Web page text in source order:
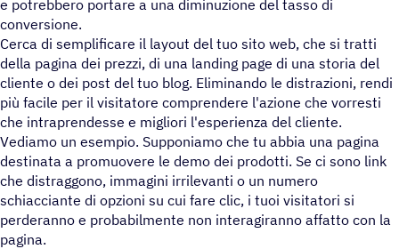
e potrebbero portare a una diminuzione del tasso di
conversione.
Cerca di semplificare il layout del tuo sito web, che si tratti
della pagina dei prezzi, di una landing page di una storia del
cliente o dei post del tuo blog. Eliminando le distrazioni, rendi
più facile per il visitatore comprendere l'azione che vorresti
che intraprendesse e migliori l'esperienza del cliente.
Vediamo un esempio. Supponiamo che tu abbia una pagina
destinata a promuovere le demo dei prodotti. Se ci sono link
che distraggono, immagini irrilevanti o un numero
schiacciante di opzioni su cui fare clic, i tuoi visitatori si
perderanno e probabilmente non interagiranno affatto con la
pagina.